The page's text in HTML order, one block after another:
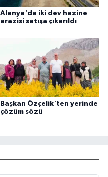
Alanya'da iki dev hazine
arazisi satışa çıkarıldı
Başkan Özçelik'ten yerinde
çözüm sözü